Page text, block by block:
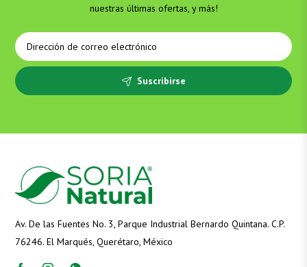
nuestras últimas ofertas, y más!
Suscribirse
Av. De las Fuentes No. 3, Parque Industrial Bernardo Quintana. C.P.
76246. El Marqués, Querétaro, México